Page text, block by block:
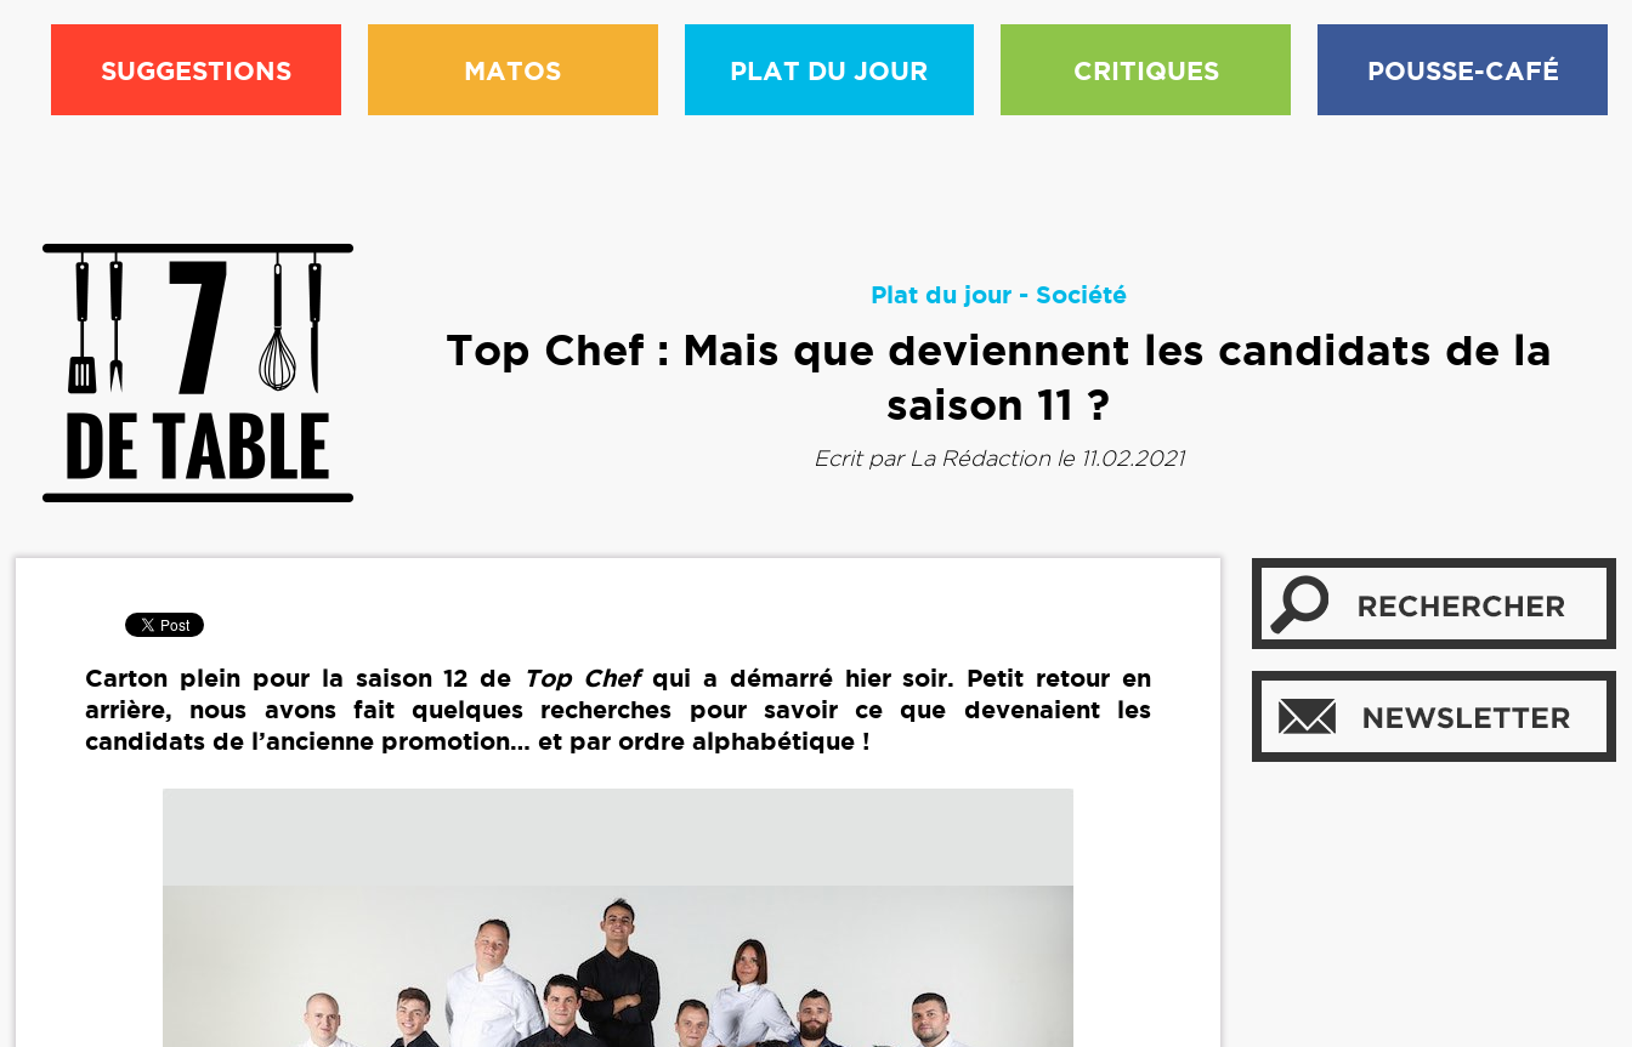
SUGGESTIONS MATOS PLAT DU JOUR CRITIQUES POUSSE-CAFÉ
Plat du jour- Société
Top Chef : Mais que deviennent les candidats de la
saison 11 ?
Ecrit par La Rédactionle 11.02.2021
Carton plein pour la saison 12 de Top Chefqui a démarré hier soir. Petit retour en
arrière, nous avons fait quelques recherches pour savoir ce que devenaient les
candidats de l’ancienne promotion… et par ordre alphabétique !